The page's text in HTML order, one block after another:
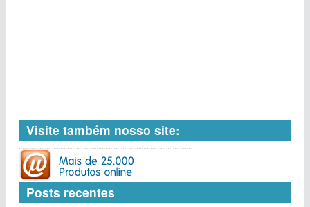
Visite também nosso site:
Posts recentes